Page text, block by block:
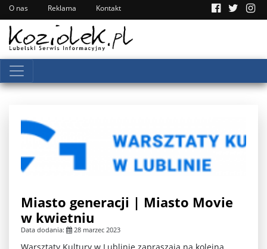
O nas Reklama Kontakt
Miasto generacji | Miasto Movie
w kwietniu
Data dodania: 28 marzec 2023
Warsztaty Kultury w Lublinie zapraszają na kolejną